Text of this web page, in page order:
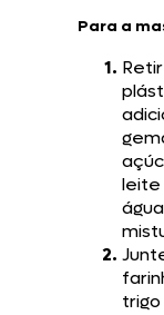
Para a
leite